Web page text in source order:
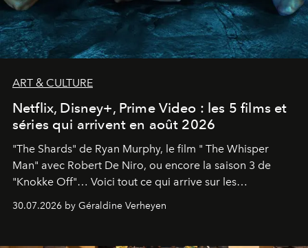
ART & CULTURE
Netflix, Disney+, Prime Video : les 5 films et
séries qui arrivent en août 2026
"The Shards" de Ryan Murphy, le film " The Whisper
Man" avec Robert De Niro, ou encore la saison 3 de
"Knokke Off"… Voici tout ce qui arrive sur les
plateformes de streaming en août 2026.
30.07.2026 by Géraldine Verheyen